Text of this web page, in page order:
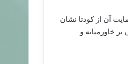
آن از کودتا نشان
خاورمیانه و